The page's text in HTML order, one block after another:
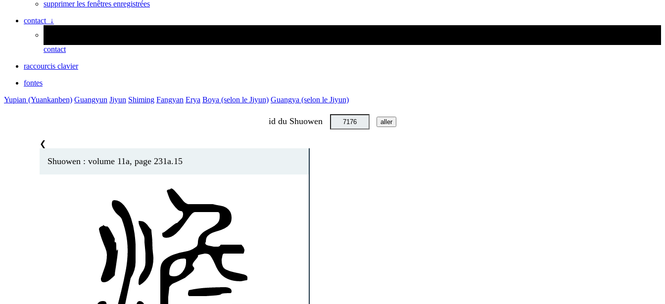
supprimer les fenêtres enregistrées
contact ↓
contact
raccourcis clavier
fontes
Yupian (Yuankanben) Guangyun Jiyun Shiming Fangyan Erya Boya (selon le Jiyun) Guangya (selon le Jiyun)
id du Shuowen aller
❮
Shuowen : volume 11a, page 231a.15